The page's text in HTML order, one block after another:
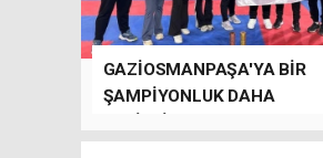
GAZİOSMANPAŞA'YA BİR
ŞAMPİYONLUK DAHA